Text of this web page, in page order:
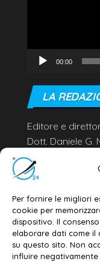
Per fornire le migliori
cookie per
dispositivo. Il
elaborare dati come il
su questo sito. Non
influire negativamente
00:00
LA
Editore e
Dott. Daniele G.
Email:
Contatti
Privacy policy–
©